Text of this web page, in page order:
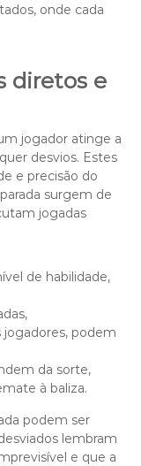
onde cada
diretos e
jogador atinge a
desvios. Estes
e precisão do
surgem de
jogadas
de habilidade,
podem
da sorte,
à baliza.
podem ser
lembram
e que a